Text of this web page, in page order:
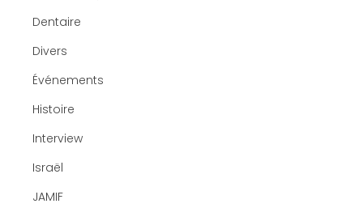
Dentaire
Divers
Événements
Histoire
Interview
Israël
JAMIF